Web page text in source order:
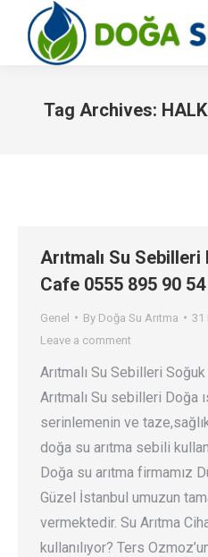
Tag Archives:
Arıtmalı Su Sebilleri
Cafe 0555 895 90 54
Genel By Doğa Su Arıtma
31
Leave a comment
Arıtmalı Su Sebilleri
Arıtmalı Su sebilleri Doğa
serinlemenin ve
doğa su arıtma sebili
Doğa su arıtma firmamız
Güzel İstanbul umuzun
vermektedir. Su Arıtma
kullanılıyor? Ters